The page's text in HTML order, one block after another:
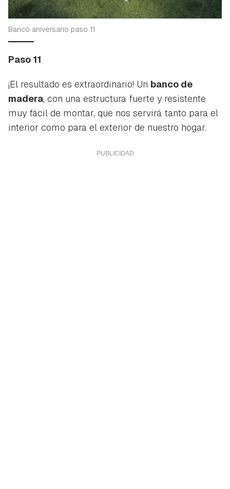
Banco aniversario paso 11
Paso 11
¡El resultado es extraordinario! Un banco de
madera, con una estructura fuerte y resistente
muy fácil de montar, que nos servirá tanto para el
interior como para el exterior de nuestro hogar.